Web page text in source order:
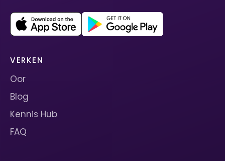
VERKEN
Oor
Blog
Kennis Hub
FAQ